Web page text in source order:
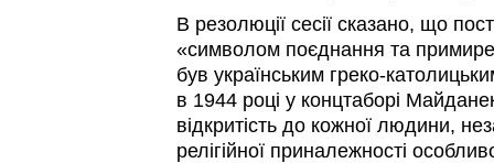
В резолюції сесії сказано, що
«символом поєднання та
був українським греко-
в 1944 році у концтаборі
відкритість до кожної людини,
релігійної приналежності